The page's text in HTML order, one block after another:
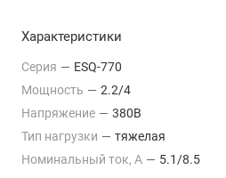
Характеристики
Серия — ESQ-770
Мощность — 2.2/4
Напряжение — 380В
Тип нагрузки — тяжелая
Номинальный ток, А — 5.1/8.5